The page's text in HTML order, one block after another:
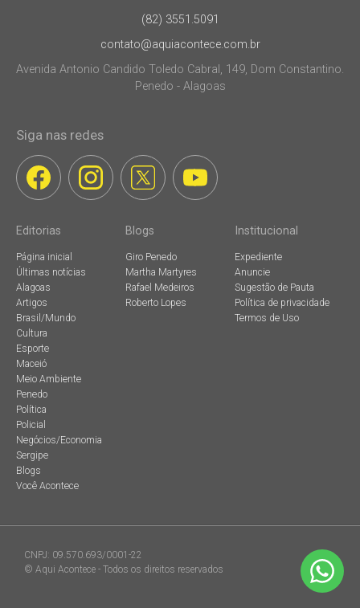
(82) 3551.5091
contato@aquiacontece.com.br
Avenida Antonio Candido Toledo Cabral, 149, Dom Constantino.
Penedo - Alagoas
Siga nas redes
Editorias
Página inicial
Últimas notícias
Alagoas
Artigos
Brasil/Mundo
Cultura
Esporte
Maceió
Meio Ambiente
Penedo
Política
Policial
Negócios/Economia
Sergipe
Blogs
Você Acontece
Blogs
Giro Penedo
Martha Martyres
Rafael Medeiros
Roberto Lopes
Institucional
Expediente
Anuncie
Sugestão de Pauta
Política de privacidade
Termos de Uso
CNPJ: 09.570.693/0001-22
© Aqui Acontece - Todos os direitos reservados